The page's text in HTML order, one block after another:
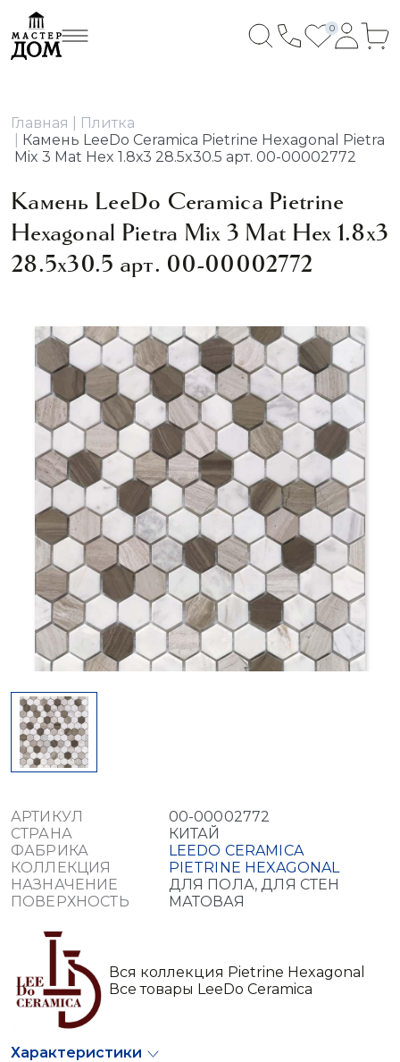
0
Главная
Плитка
Камень LeeDo Ceramica Pietrine Hexagonal Pietra
Mix 3 Mat Hex 1.8х3 28.5x30.5 арт. 00-00002772
Камень LeeDo Ceramica Pietrine
Hexagonal Pietra Mix 3 Mat Hex 1.8х3
28.5x30.5 арт. 00-00002772
АРТИКУЛ
00-00002772
СТРАНА
КИТАЙ
ФАБРИКА
LEEDO CERAMICA
КОЛЛЕКЦИЯ
PIETRINE HEXAGONAL
НАЗНАЧЕНИЕ
ДЛЯ ПОЛА, ДЛЯ СТЕН
ПОВЕРХНОСТЬ
МАТОВАЯ
Вся коллекция Pietrine Hexagonal
Все товары LeeDo Ceramica
Характеристики